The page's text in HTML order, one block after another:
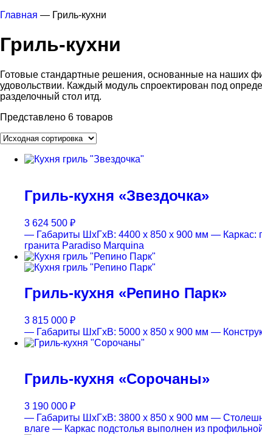
Главная — Гриль-кухни
Гриль-кухни
Готовые стандартные решения, основанные на наших
удовольствии. Каждый модуль спроектирован под
разделочный стол итд.
Представлено 6 товаров
Гриль-кухня «Звездочка»
3 624 500 ₽
— Габариты ШхГхВ: 4400 x 850 x 900 мм — Каркас:
гранита Paradiso Marquina
Гриль-кухня «Репино Парк»
3 815 000 ₽
— Габариты ШхГхВ: 5000 x 850 x 900 мм —
Гриль-кухня «Сорочаны»
3 190 000 ₽
— Габариты ШхГхВ: 3800 x 850 x 900 мм —
влаге — Каркас подстолья выполнен из